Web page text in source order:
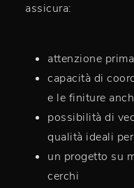
assicura:
attenzione
capacità di
e le finiture
possibilità di
qualità ideali
un progetto su
cerchi